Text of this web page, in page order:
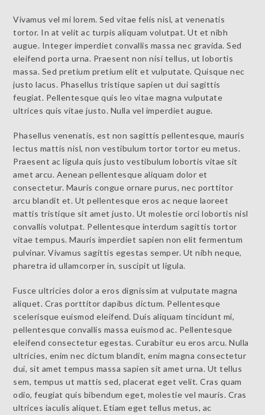
Vivamus vel mi lorem. Sed vitae felis nisl, at venenatis
tortor. In at velit ac turpis aliquam volutpat. Ut et nibh
augue. Integer imperdiet convallis massa nec gravida. Sed
eleifend porta urna. Praesent non nisi tellus, ut lobortis
massa. Sed pretium pretium elit et vulputate. Quisque nec
justo lacus. Phasellus tristique sapien ut dui sagittis
feugiat. Pellentesque quis leo vitae magna vulputate
ultrices quis vitae justo. Nulla vel imperdiet augue.
Phasellus venenatis, est non sagittis pellentesque, mauris
lectus mattis nisl, non vestibulum tortor tortor eu metus.
Praesent ac ligula quis justo vestibulum lobortis vitae sit
amet arcu. Aenean pellentesque aliquam dolor et
consectetur. Mauris congue ornare purus, nec porttitor
arcu blandit et. Ut pellentesque eros ac neque laoreet
mattis tristique sit amet justo. Ut molestie orci lobortis nisl
convallis volutpat. Pellentesque interdum sagittis tortor
vitae tempus. Mauris imperdiet sapien non elit fermentum
pulvinar. Vivamus sagittis egestas semper. Ut nibh neque,
pharetra id ullamcorper in, suscipit ut ligula.
Fusce ultricies dolor a eros dignissim at vulputate magna
aliquet. Cras porttitor dapibus dictum. Pellentesque
scelerisque euismod eleifend. Duis aliquam tincidunt mi,
pellentesque convallis massa euismod ac. Pellentesque
eleifend consectetur egestas. Curabitur eu eros arcu. Nulla
ultricies, enim nec dictum blandit, enim magna consectetur
dui, sit amet tempus massa sapien sit amet urna. Ut tellus
sem, tempus ut mattis sed, placerat eget velit. Cras quam
odio, feugiat quis bibendum eget, molestie vel mauris. Cras
ultrices iaculis aliquet. Etiam eget tellus metus, ac